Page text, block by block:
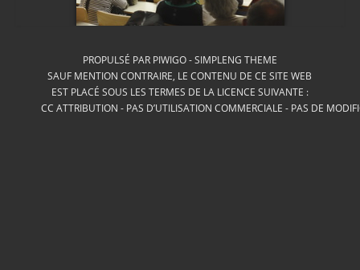
PROPULSÉ PAR PIWIGO-SIMPLENG THEME
SAUF MENTION CONTRAIRE, LE CONTENU DE CE SITE WEB
EST PLACÉ SOUS LES TERMES DE LA LICENCE SUIVANTE :
CC ATTRIBUTION - PAS D’UTILISATION COMMERCIALE - PAS DE